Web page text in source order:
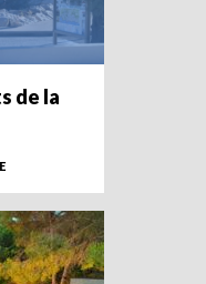
de la